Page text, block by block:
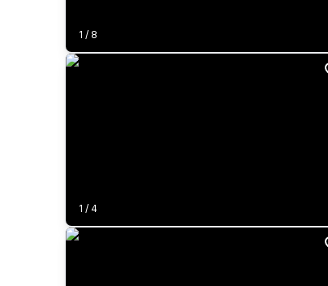
1 / 8
1 / 4